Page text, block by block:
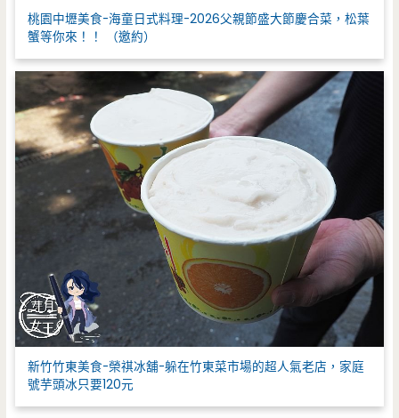
桃園中壢美食-海童日式料理-2026父親節盛大節慶合菜，松葉
蟹等你來！！ （邀約）
新竹竹東美食-榮祺冰舖-躲在竹東菜市場的超人氣老店，家庭
號芋頭冰只要120元